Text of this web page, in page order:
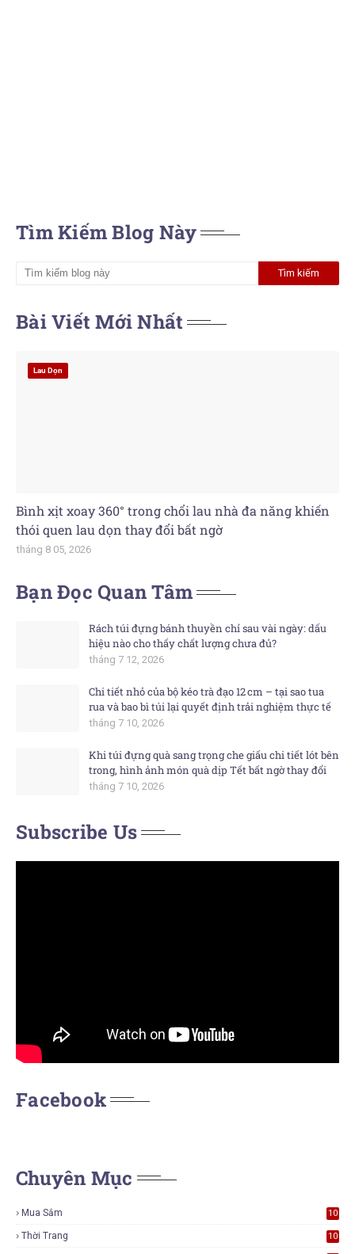
Tìm Kiếm Blog Này
Bài Viết Mới Nhất
Lau Dọn
Bình xịt xoay 360° trong chổi lau nhà đa năng khiến
thói quen lau dọn thay đổi bất ngờ
tháng 8 05, 2026
Bạn Đọc Quan Tâm
Rách túi đựng bánh thuyền chỉ sau vài ngày: dấu
hiệu nào cho thấy chất lượng chưa đủ?
tháng 7 12, 2026
Chi tiết nhỏ của bộ kéo trà đạo 12 cm – tại sao tua
rua và bao bì túi lại quyết định trải nghiệm thực tế
tháng 7 10, 2026
Khi túi đựng quà sang trọng che giấu chi tiết lót bên
trong, hình ảnh món quà dịp Tết bất ngờ thay đổi
tháng 7 10, 2026
Subscribe Us
Facebook
Chuyên Mục
Mua Sắm
10
Thời Trang
10